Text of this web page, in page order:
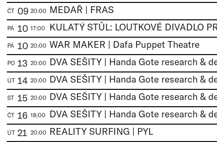
ČT 09 20:00 MEDAŘ | FRAS
PÁ 10 17:00
PÁ 10 20:00 WAR MAKER | Dafa Puppet Theatre
PO 13 20:00 DVA SEŠITY | Handa Gote research &
ÚT 14 20:00 DVA SEŠITY | Handa Gote research &
ST 15 20:00 DVA SEŠITY | Handa Gote research &
ČT 16 18:00 DVA SEŠITY | Handa Gote research &
ÚT 21 20:00 REALITY SURFING | PYL